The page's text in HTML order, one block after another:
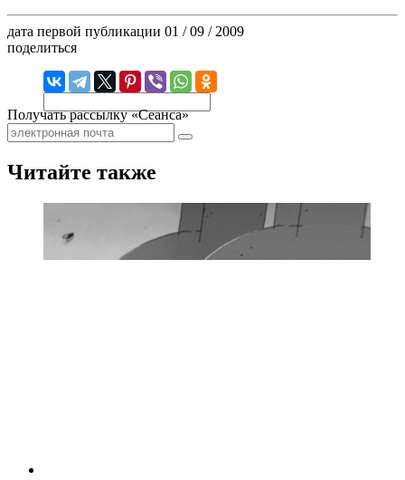
дата первой публикации 01 / 09 / 2009
поделиться
Получать рассылку «Сеанса»
Читайте также